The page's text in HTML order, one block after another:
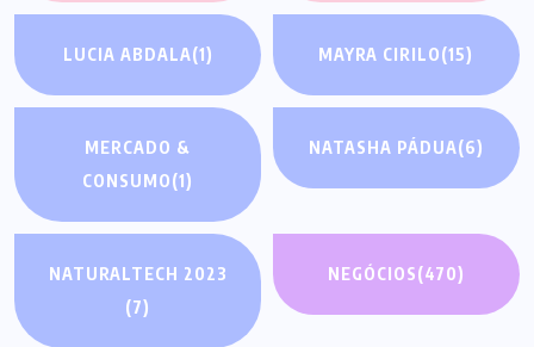
LUCIA ABDALA(1) MAYRA CIRILO(15)
MERCADO &
CONSUMO(1)
NATASHA PÁDUA(6)
NATURALTECH 2023
(7)
NEGÓCIOS(470)